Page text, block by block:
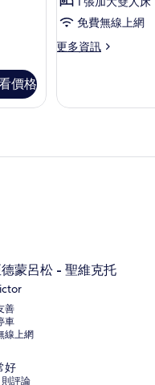
價格
免費無線上網
更多資訊
更
房
蒙呂松 - 聖維克托
善
車
線上網
好
評論
呂松 - 聖維克托